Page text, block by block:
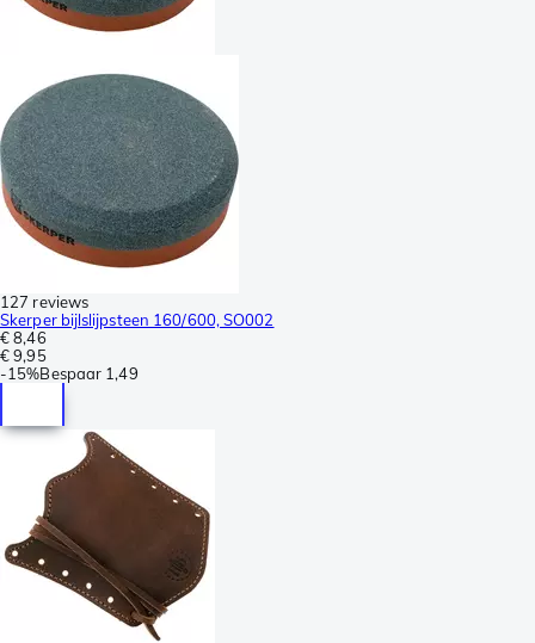
127 reviews
Skerper bijlslijpsteen 160/600, SO002
€ 8,46
€ 9,95
-15%Bespaar 1,49